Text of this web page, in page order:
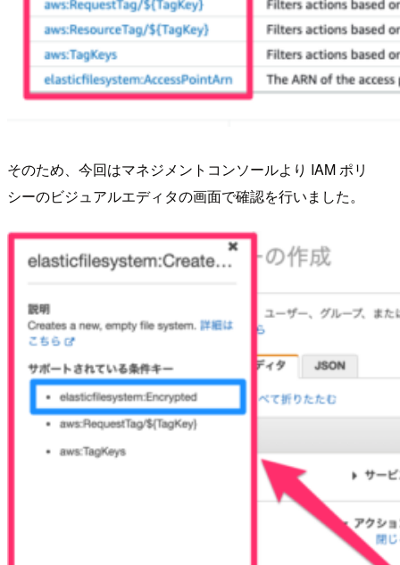
そのため、今回はマネジメントコンソールより IAM ポリ
シーのビジュアルエディタの画面で確認を行いました。